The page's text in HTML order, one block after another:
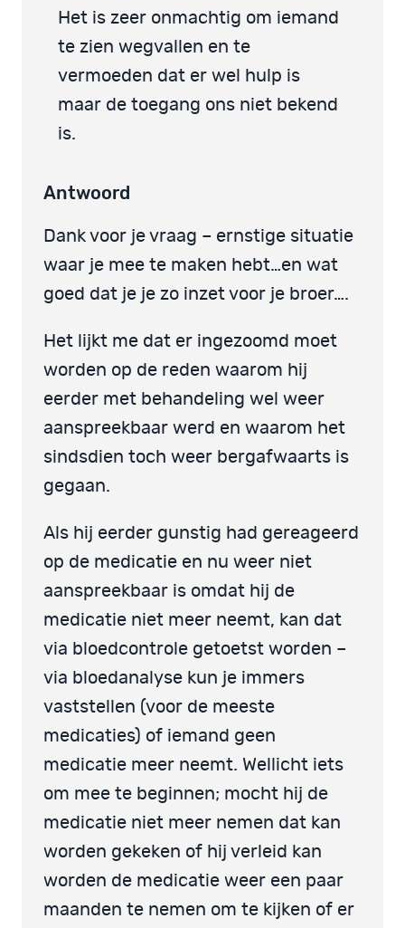
Het is zeer onmachtig om iemand
te zien wegvallen en te
vermoeden dat er wel hulp is
maar de toegang ons niet bekend
is.
Antwoord
Dank voor je vraag – ernstige situatie
waar je mee te maken hebt…en wat
goed dat je je zo inzet voor je broer….
Het lijkt me dat er ingezoomd moet
worden op de reden waarom hij
eerder met behandeling wel weer
aanspreekbaar werd en waarom het
sindsdien toch weer bergafwaarts is
gegaan.
Als hij eerder gunstig had gereageerd
op de medicatie en nu weer niet
aanspreekbaar is omdat hij de
medicatie niet meer neemt, kan dat
via bloedcontrole getoetst worden –
via bloedanalyse kun je immers
vaststellen (voor de meeste
medicaties) of iemand geen
medicatie meer neemt. Wellicht iets
om mee te beginnen; mocht hij de
medicatie niet meer nemen dat kan
worden gekeken of hij verleid kan
worden de medicatie weer een paar
maanden te nemen om te kijken of er